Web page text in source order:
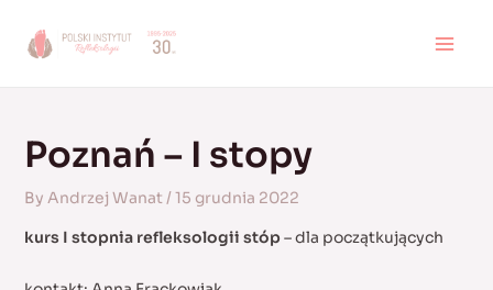
Poznań – I stopy
By Andrzej Wanat/15 grudnia 2022
kurs I stopnia refleksologii stóp– dla początkujących